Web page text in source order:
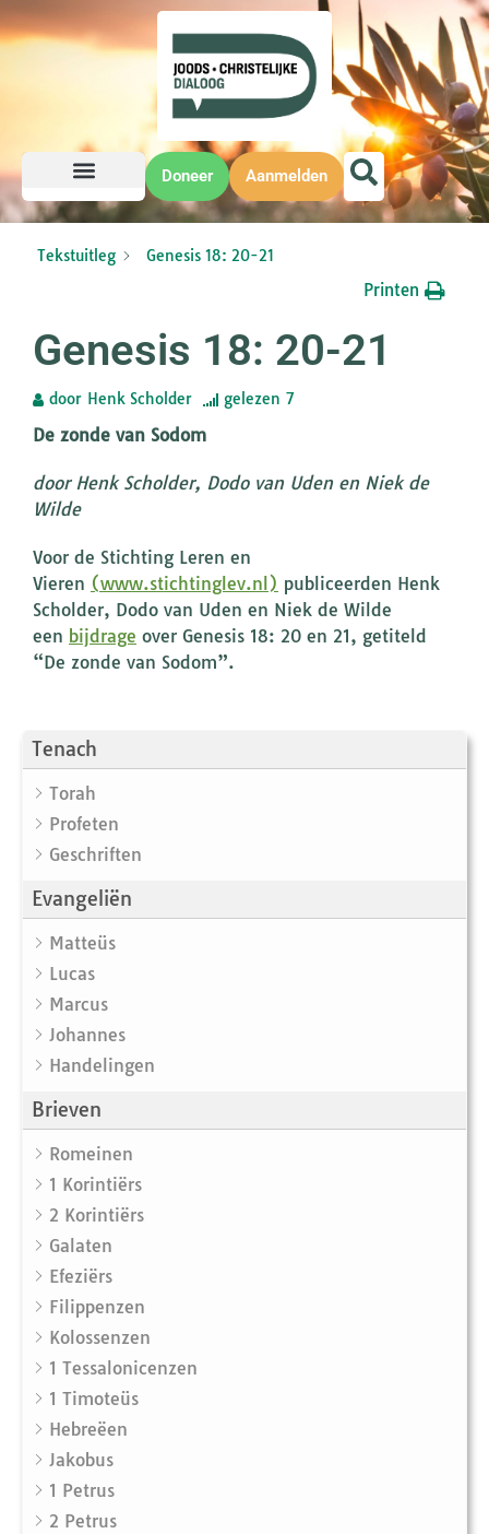
Doneer Aanmelden
Tenach
Torah
Profeten
Geschriften
Evangeliën
Matteüs
Lucas
Marcus
Johannes
Handelingen
Brieven
Romeinen
1 Korintiërs
2 Korintiërs
Galaten
Efeziërs
Filippenzen
Kolossenzen
1 Tessalonicenzen
1 Timoteüs
Hebreëen
Jakobus
1 Petrus
2 Petrus
Tekstuitleg Genesis 18: 20-21
Printen
Genesis 18: 20-21
door Henk Scholder gelezen 7
De zonde van Sodom
door Henk Scholder, Dodo van Uden en Niek de
Wilde
Voor de Stichting Leren en
Vieren (www.stichtinglev.nl) publiceerden Henk
Scholder, Dodo van Uden en Niek de Wilde
een bijdrage over Genesis 18: 20 en 21, getiteld
“De zonde van Sodom”.